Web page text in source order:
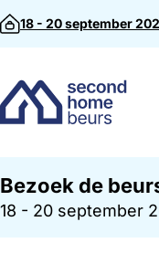
Direct naar
18 - 20 september
Bezoek de
18 - 20 september